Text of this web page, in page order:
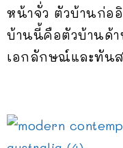
หน้าจั่ว ตัวบ้านก่อ
บ้านนี้คือตัวบ้านด้
เอกลักษณ์และทันส